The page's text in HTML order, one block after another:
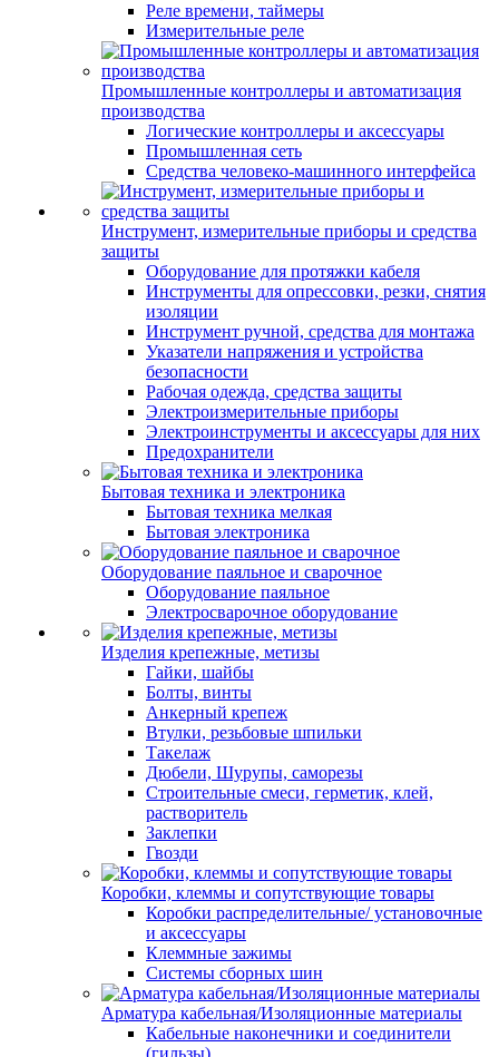
Реле времени, таймеры
Измерительные реле
Промышленные контроллеры и автоматизация
производства
Логические контроллеры и аксессуары
Промышленная сеть
Средства человеко-машинного интерфейса
Инструмент, измерительные приборы и средства
защиты
Оборудование для протяжки кабеля
Инструменты для опрессовки, резки, снятия
изоляции
Инструмент ручной, средства для монтажа
Указатели напряжения и устройства
безопасности
Рабочая одежда, средства защиты
Электроизмерительные приборы
Электроинструменты и аксессуары для них
Предохранители
Бытовая техника и электроника
Бытовая техника мелкая
Бытовая электроника
Оборудование паяльное и сварочное
Оборудование паяльное
Электросварочное оборудование
Изделия крепежные, метизы
Гайки, шайбы
Болты, винты
Анкерный крепеж
Втулки, резьбовые шпильки
Такелаж
Дюбели, Шурупы, саморезы
Строительные смеси, герметик, клей,
растворитель
Заклепки
Гвозди
Коробки, клеммы и сопутствующие товары
Коробки распределительные/ установочные
и аксессуары
Клеммные зажимы
Системы сборных шин
Арматура кабельная/Изоляционные материалы
Кабельные наконечники и соединители
(гильзы)